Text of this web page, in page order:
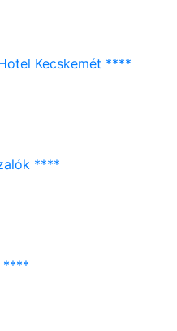
Kecskemét ****
****
****